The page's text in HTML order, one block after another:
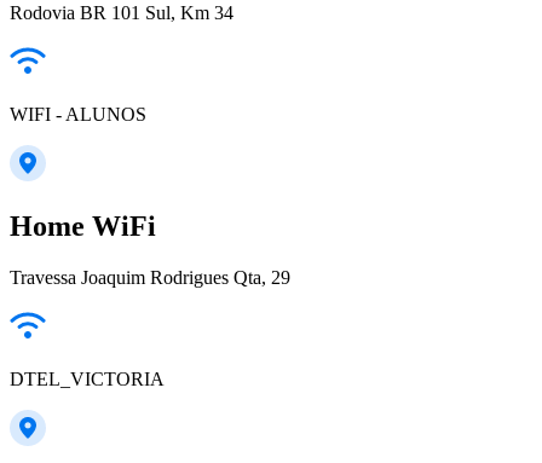
Rodovia BR 101 Sul, Km 34
WIFI - ALUNOS
Home WiFi
Travessa Joaquim Rodrigues Qta, 29
DTEL_VICTORIA